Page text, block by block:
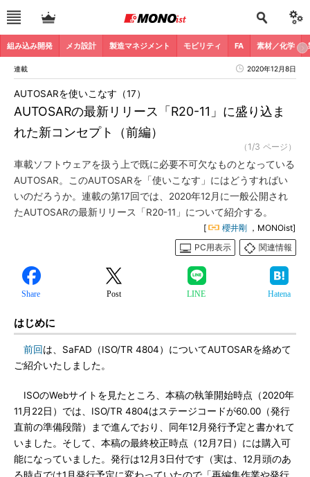
組み込み開発 メカ設計 製造マネジメント モビリティ FA 素材／化学
連載 2020年12月8日
AUTOSARの最新リリース「R20-11」に盛り込ま
れた新コンセプト（前編）
AUTOSARを使いこなす（17）
（1/3 ページ）
車載ソフトウェアを扱う上で既に必要不可欠なものとなっている
AUTOSAR。このAUTOSARを「使いこなす」にはどうすればい
いのだろうか。連載の第17回では、2020年12月に一般公開され
たAUTOSARの最新リリース「R20-11」について紹介する。
[ 櫻井剛 ，MONOist]
PC用表示
関連情報
Share Post LINE Hatena
はじめに
前回は、SaFAD（ISO/TR 4804）についてAUTOSARを絡めて
ご紹介いたしました。
ISOのWebサイトを見たところ、本稿の執筆開始時点（2020年
11月22日）では、ISO/TR 4804はステージコードが60.00（発行
直前の準備段階）まで進んでおり、同年12月発行予定と書かれて
いました。そして、本稿の最終校正時点（12月7日）には購入可
能になっていました。発行は12月3日付です（実は、12月頭のあ